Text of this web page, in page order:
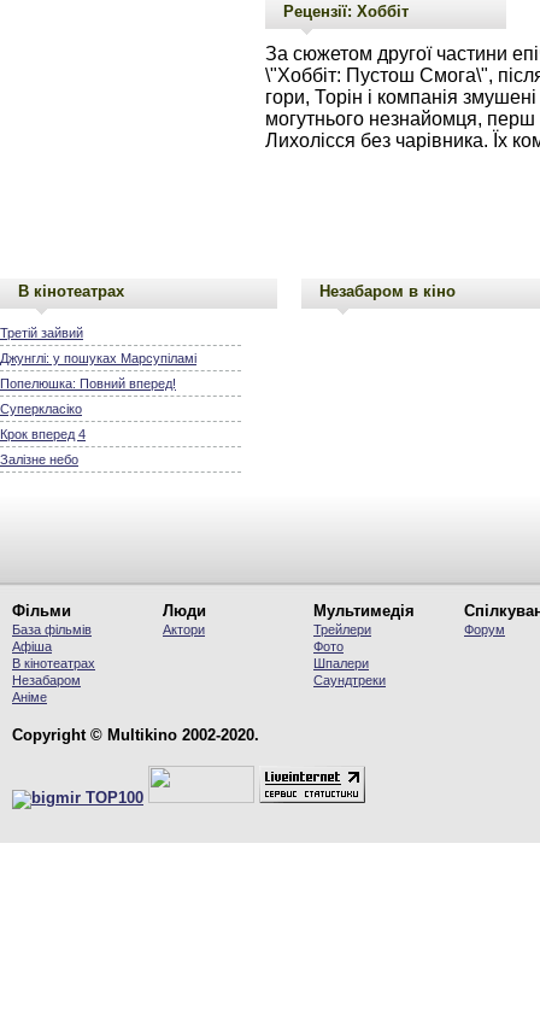
Рецензії: Хоббіт
За сюжетом другої частини
\"Хоббіт: Пустош Смога\",
гори, Торін і компанія
могутнього незнайомця, перш
Лихолісся без чарівника. Їх
В кінотеатрах
Третій зайвий
Джунглі: у пошуках Марсупіламі
Попелюшка: Повний вперед!
Суперкласіко
Крок вперед 4
Залізне небо
Незабаром в кіно
Фільми
База фільмів
Афіша
В кінотеатрах
Незабаром
Аніме
Люди
Актори
Мультимедія
Трейлери
Фото
Шпалери
Саундтреки
Форум
Copyright © Multikino 2002-2020.